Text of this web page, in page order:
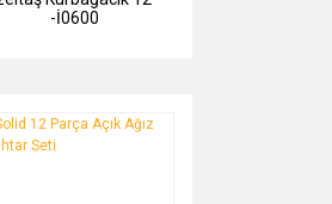
-İ0600